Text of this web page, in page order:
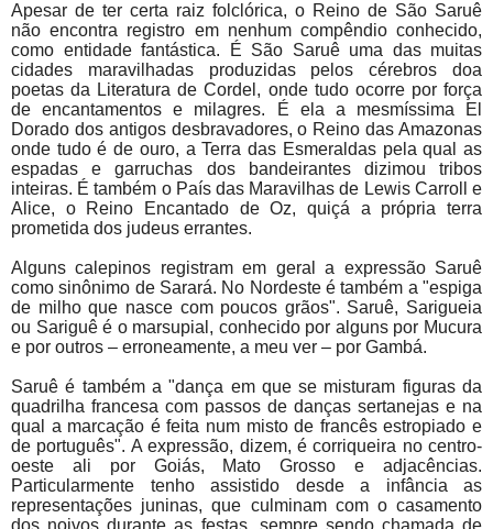
Apesar de ter certa raiz folclórica, o Rei­no de São Saruê
não encontra registro em nenhum compêndio conhecido,
como entidade fantástica. É São Saruê uma das muitas
cidades maravilhadas produzidas pelos cérebros doa
poetas da Literatura de Cordel, onde tudo ocorre por força
de encantamentos e milagres. É ela a mesmíssima El
Dorado dos antigos desbravadores, o Reino das Amazonas
onde tudo é de ouro, a Terra das Esmeraldas pela qual as
espadas e garruchas dos bandeirantes dizimou tribos
inteiras. É também o País das Maravilhas de Lewis Carroll e
Alice, o Reino Encantado de Oz, quiçá a própria terra
prometida dos judeus errantes.
Alguns calepinos registram em geral a expressão Saruê
como sinônimo de Sarará. No Nordeste é também a "espiga
de milho que nasce com poucos grãos". Saruê, Sarigueia
ou Sariguê é o marsupial, conhecido por alguns por Mucura
e por outros – erroneamente, a meu ver – por Gambá.
Saruê é também a "dança em que se misturam figuras da
quadrilha francesa com passos de danças sertanejas e na
qual a marcação é feita num misto de francês estropiado e
de português". A expressão, dizem, é corriqueira no centro-
oeste ali por Goiás, Mato Grosso e adjacências.
Particularmente tenho assistido desde a infância as
representações juninas, que culminam com o casamento